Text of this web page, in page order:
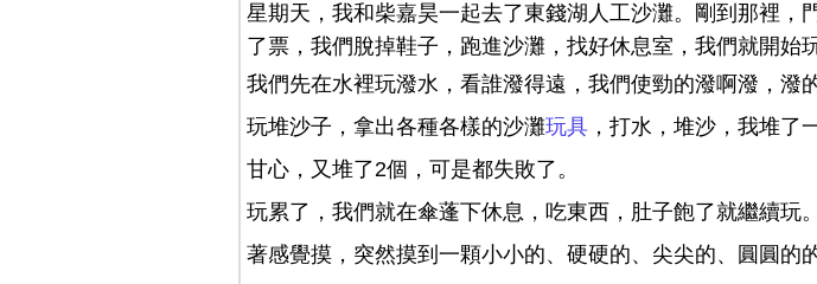
星期天，我和柴嘉昊一起去了東錢湖人工沙灘。剛到那裡，
了票，我們脫掉鞋子，跑進沙灘，找好休息室，我們就開始
我們先在水裡玩潑水，看誰潑得遠，我們使勁的潑啊潑，
玩堆沙子，拿出各種各樣的沙灘玩具，打水，堆沙，我堆了
甘心，又堆了2個，可是都失敗了。
玩累了，我們就在傘蓬下休息，吃東西，肚子飽了就繼續
著感覺摸，突然摸到一顆小小的、硬硬的、尖尖的、圓圓的